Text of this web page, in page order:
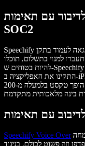
עם תאימות
SOC2
למנוי בתשלום, תוכלו
להיות בטוחים ש-Speechify ממשיכה להקפיד על תאימות SOC2.
התקינו את האפליקציה ב-iPhone, iPad או Android, תנו לה הרשאות,
ותדעו שפרטיכם מוגנים. טקסט לדיבור הופך טקסט בלמעלה מ-200
Speechify Voice Overהוא כלי דיבוב מוביל. אין צורך להיות מומחה
וזה פשוט לכולם. בניגוד